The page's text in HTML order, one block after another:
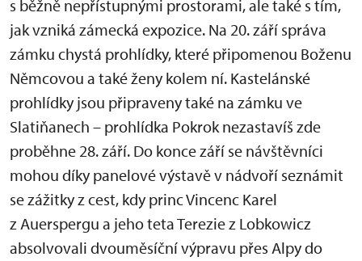
s běžně nepřístupnými prostorami, ale také s tím,
jak vzniká zámecká expozice. Na 20. září správa
zámku chystá prohlídky, které připomenou Boženu
Němcovou a také ženy kolem ní. Kastelánské
prohlídky jsou připraveny také na zámku ve
Slatiňanech – prohlídka Pokrok nezastavíš zde
proběhne 28. září. Do konce září se návštěvníci
mohou díky panelové výstavě v nádvoří seznámit
se zážitky z cest, kdy princ Vincenc Karel
z Auerspergu a jeho teta Terezie z Lobkowicz
absolvovali dvouměsíční výpravu přes Alpy do